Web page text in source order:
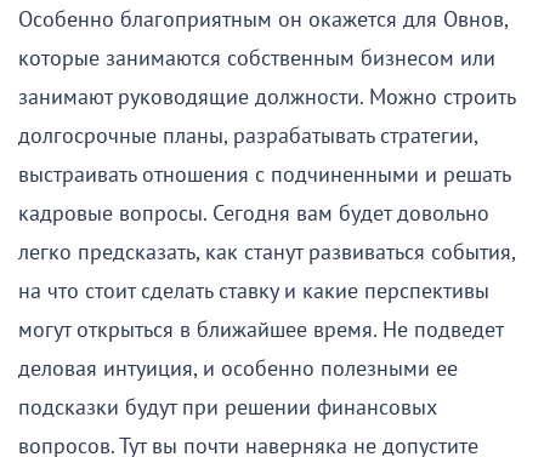
Особенно благоприятным он окажется для Овнов,
которые занимаются собственным бизнесом или
занимают руководящие должности. Можно строить
долгосрочные планы, разрабатывать стратегии,
выстраивать отношения с подчиненными и решать
кадровые вопросы. Сегодня вам будет довольно
легко предсказать, как станут развиваться события,
на что стоит сделать ставку и какие перспективы
могут открыться в ближайшее время. Не подведет
деловая интуиция, и особенно полезными ее
подсказки будут при решении финансовых
вопросов. Тут вы почти наверняка не допустите